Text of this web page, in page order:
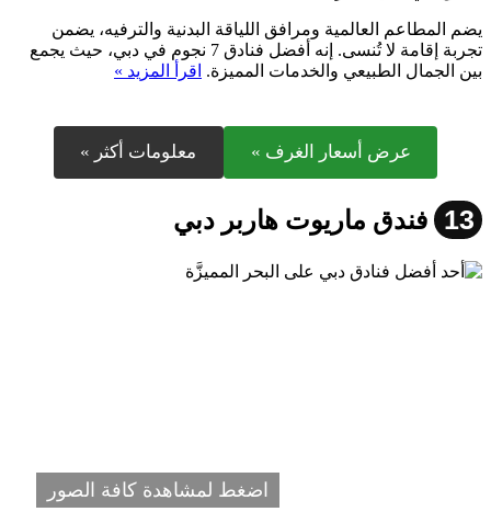
يضم المطاعم العالمية ومرافق اللياقة البدنية والترفيه، يضمن
تجربة إقامة لا تُنسى. إنه أفضل فنادق 7 نجوم في دبي، حيث يجمع
بين الجمال الطبيعي والخدمات المميزة. اقرأ المزيد »
عرض أسعار الغرف » معلومات أكثر »
13 فندق ماريوت هاربر دبي
اضغط لمشاهدة كافة الصور